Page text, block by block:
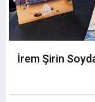
İrem Şirin